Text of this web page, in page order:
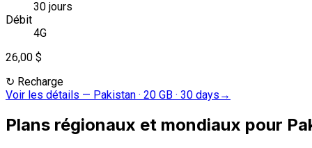
30 jours
Débit
4G
26,00 $
↻ Recharge
Voir les détails — Pakistan · 20 GB · 30 days →
Plans régionaux et mondiaux pour